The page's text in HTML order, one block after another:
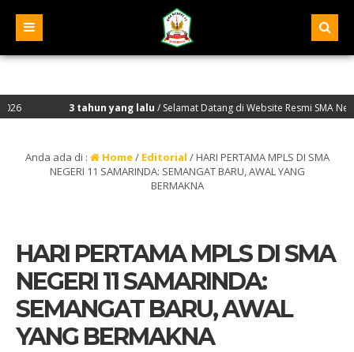
3 tahun yang lalu/ Selamat Datang di Website Resmi SMA Negeri 11
Anda ada di : Home/ Editorial /HARI PERTAMA MPLS DI SMA
NEGERI 11 SAMARINDA: SEMANGAT BARU, AWAL YANG
BERMAKNA
HARI PERTAMA MPLS DI SMA
NEGERI 11 SAMARINDA:
SEMANGAT BARU, AWAL
YANG BERMAKNA